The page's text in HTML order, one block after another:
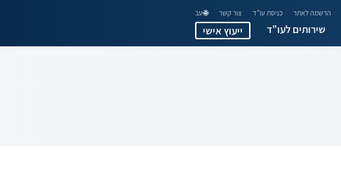
הרשמה לאתר כניסת עו"ד צור קשר 🌐 עב
שירותים לעו"ד ייעוץ אישי